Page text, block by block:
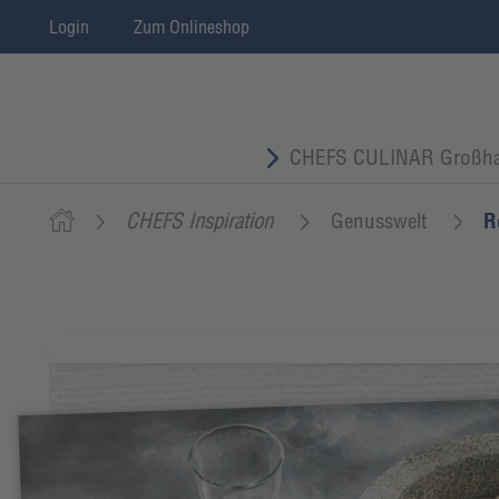
Login Zum Onlineshop
CHEFS CULINAR
CHEFS Inspiration Genusswelt